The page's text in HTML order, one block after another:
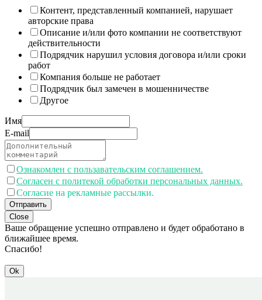
Контент, представленный компанией, нарушает
авторские права
Описание и/или фото компании не соответствуют
действительности
Подрядчик нарушил условия договора и/или сроки
работ
Компания больше не работает
Подрядчик был замечен в мошенничестве
Другое
Имя
E-mail
Ознакомлен с пользавательским соглашением.
Согласен с политекой обработки персональных данных.
Согласие на рекламные рассылки.
Отправить
Close
Ваше обращение успешно отправлено и будет обработано в
ближайшее время.
Спасибо!
Ok